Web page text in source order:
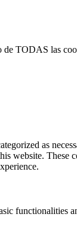
de TODAS las
as
website.
functionalities